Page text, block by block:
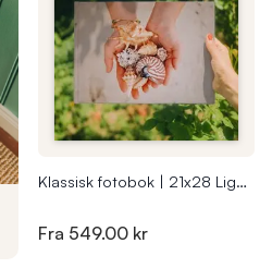
Klassisk fotobok | 21x28 Liggende
Fra 549.00 kr